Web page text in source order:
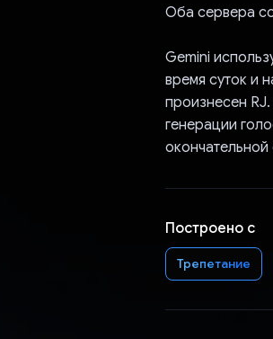
Оба сервера
Gemini
время суток и
произнесен
генерации
Построено с
Трепетание